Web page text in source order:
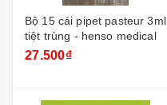
Bộ 15 cái pipet pasteur 3ml
tiệt trùng - henso medical
27.500₫